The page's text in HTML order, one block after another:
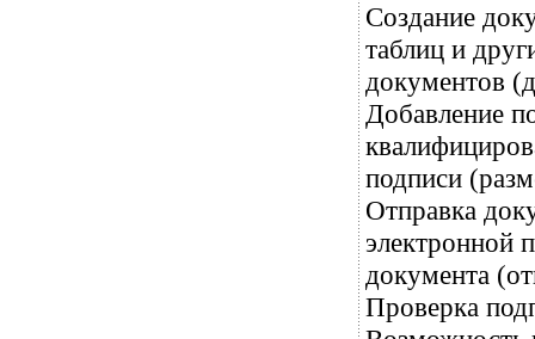
Создание
таблиц и
документов
Добавление
подписи
Отправка
электронной
документа
Проверка